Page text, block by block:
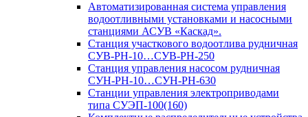
Автоматизированная система управления
водоотливными установками и насосными
станциями АСУВ «Каскад».
Станция участкового водоотлива рудничная
СУВ-РН-10…СУВ-РН-250
Станция управления насосом рудничная
СУН-РН-10…СУН-РН-630
Станции управления электроприводами
типа СУЭП-100(160)